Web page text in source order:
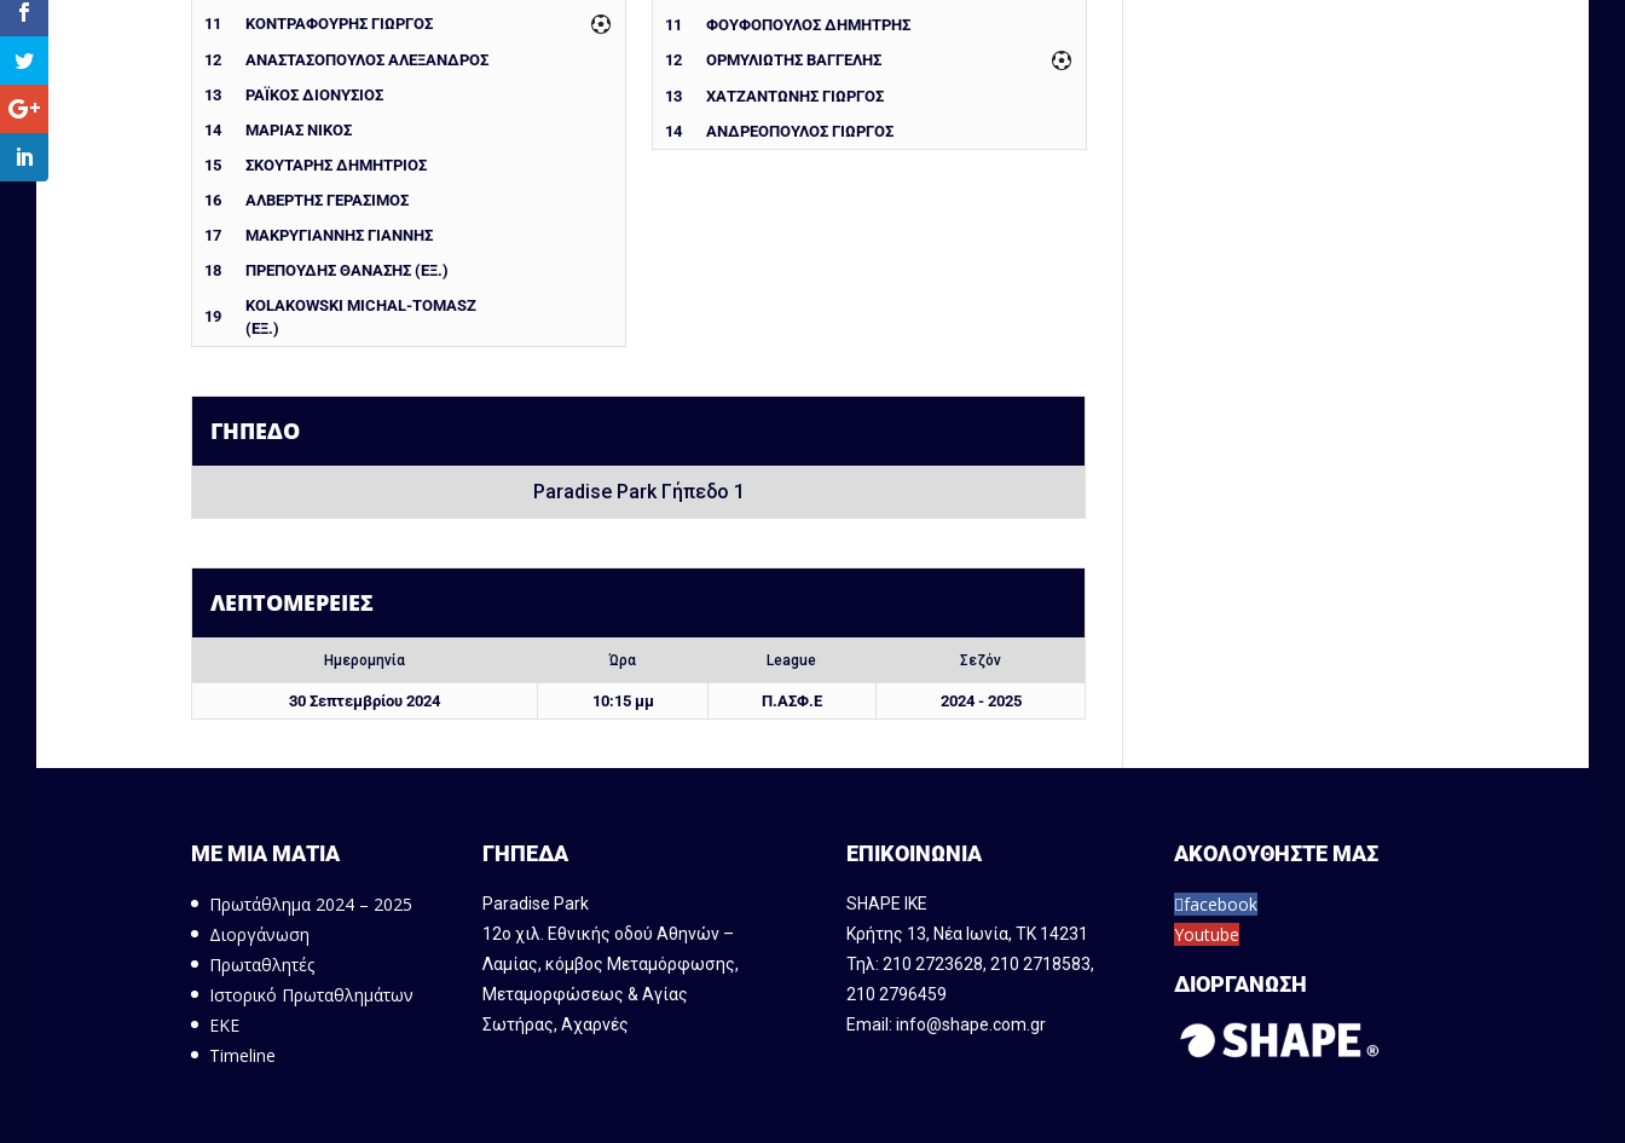
11
ΚΟΝΤΡΑΦΟΥΡΗΣ ΓΙΩΡΓΟΣ
12
ΑΝΑΣΤΑΣΟΠΟΥΛΟΣ ΑΛΕΞΑΝΔΡΟΣ
13
ΡΑΪΚΟΣ ΔΙΟΝΥΣΙΟΣ
14
ΜΑΡΙΑΣ ΝΙΚΟΣ
15
ΣΚΟΥΤΑΡΗΣ ΔΗΜΗΤΡΙΟΣ
16
ΑΛΒΕΡΤΗΣ ΓΕΡΑΣΙΜΟΣ
17
ΜΑΚΡΥΓΙΑΝΝΗΣ ΓΙΑΝΝΗΣ
18
ΠΡΕΠΟΥΔΗΣ ΘΑΝΑΣΗΣ (ΕΞ.)
19
KOLAKOWSKI MICHAL-TOMASZ
(ΕΞ.)
11
ΦΟΥΦΟΠΟΥΛΟΣ ΔΗΜΗΤΡΗΣ
12
ΟΡΜΥΛΙΩΤΗΣ ΒΑΓΓΕΛΗΣ
13
ΧΑΤΖΑΝΤΩΝΗΣ ΓΙΩΡΓΟΣ
14
ΑΝΔΡΕΟΠΟΥΛΟΣ ΓΙΩΡΓΟΣ
ΓΉΠΕΔΟ
Paradise Park Γήπεδο 1
ΛΕΠΤΟΜΈΡΕΙΕΣ
Ημερομηνία Ώρα League Σεζόν
30 Σεπτεμβρίου 2024 10:15 μμ Π.ΑΣΦ.Ε 2024 - 2025
ΜΕ ΜΙΑ ΜΑΤΙΑ
Πρωτάθλημα 2024 – 2025
Διοργάνωση
Πρωταθλητές
Ιστορικό Πρωταθλημάτων
ΕΚΕ
Timeline
ΓΗΠΕΔΑ
Paradise Park
12ο χιλ. Εθνικής οδού Αθηνών –
Λαμίας, κόμβος Mεταμόρφωσης,
Μεταμορφώσεως & Αγίας
Σωτήρας, Αχαρνές
ΕΠΙΚΟΙΝΩΝΙΑ
SHAPE IKE
Κρήτης 13, Νέα Ιωνία, ΤΚ 14231
Τηλ:210 2723628,210 2718583,
210 2796459
Email:info@shape.com.gr
ΑΚΟΛΟΥΘΗΣΤΕ ΜΑΣ
facebook
Youtube
ΔΙΟΡΓΑΝΩΣΗ